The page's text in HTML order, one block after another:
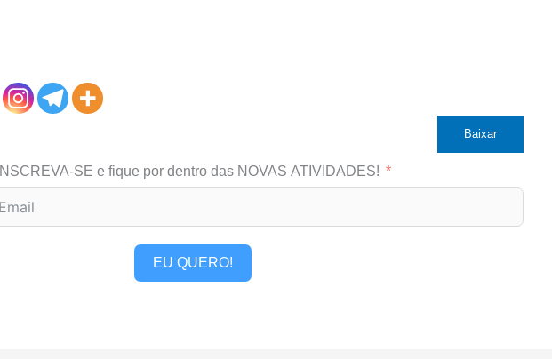
Baixar
INSCREVA-SE e fique por dentro das NOVAS ATIVIDADES!
EU QUERO!